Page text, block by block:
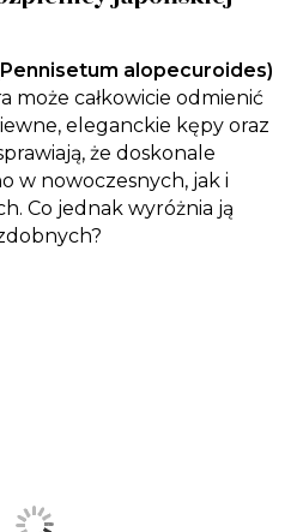
alopecuroides)
może całkowicie odmienić
eleganckie kępy oraz
że doskonale
w nowoczesnych, jak i
Co jednak wyróżnia ją